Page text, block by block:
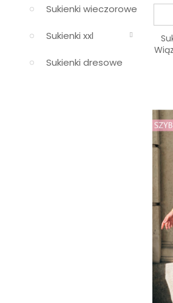
Sukienki wieczorowe
Sukienki xxl
Sukienki dresowe